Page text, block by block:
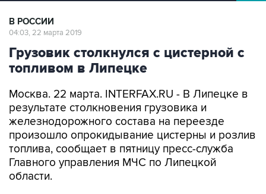
В РОССИИ
04:03, 22 марта 2019
Грузовик столкнулся с цистерной с
топливом в Липецке
Москва. 22 марта. INTERFAX.RU - В Липецке в
результате столкновения грузовика и
железнодорожного состава на переезде
произошло опрокидывание цистерны и розлив
топлива, сообщает в пятницу пресс-служба
Главного управления МЧС по Липецкой
области.